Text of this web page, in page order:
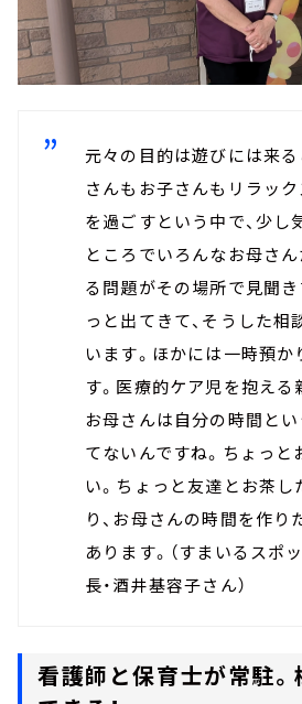
元々の目的は遊びには来る
さんもお子さんもリラッ
を過ごすという中で、少し
ところでいろんなお母さ
る問題がその場所で見聞
っと出てきて、そうした相
います。ほかには一時預か
す。医療的ケア児を抱える
お母さんは自分の時間と
てないんですね。ちょっと
い。ちょっと友達とお茶
り、お母さんの時間を作り
あります。（すまいるスポ
長・酒井基容子さん）
看護師と保育士が常駐